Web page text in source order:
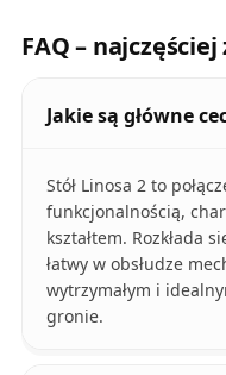
FAQ –
Jakie są główne
Stół Linosa 2 to
funkcjonalnością,
kształtem. Rozkłada
łatwy w obsłudze
wytrzymałym i
gronie.